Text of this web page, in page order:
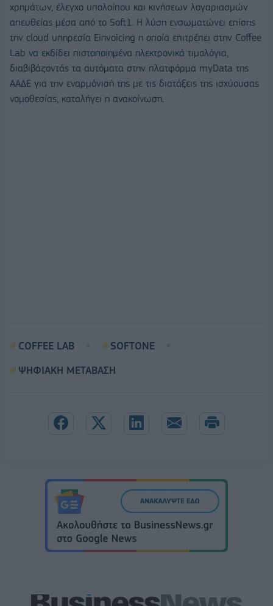
χρημάτων, έλεγχο υπολοίπου και κινήσεων λογαριασμών
απευθείας μέσα από το Soft1. Η λύση ενσωματώνει επίσης
την cloud υπηρεσία Einvoicing η οποία επιτρέπει στην Coffee
Lab να εκδίδει πιστοποιημένα ηλεκτρονικά τιμολόγια,
διαβιβάζοντάς τα αυτόματα στην πλατφόρμα myData της
ΑΑΔΕ για την εναρμόνισή της με τις διατάξεις της ισχύουσας
νομοθεσίας, καταλήγει η ανακοίνωση.
COFFEE LAB
SOFTONE
ΨΗΦΙΑΚΗ ΜΕΤΑΒΑΣΗ